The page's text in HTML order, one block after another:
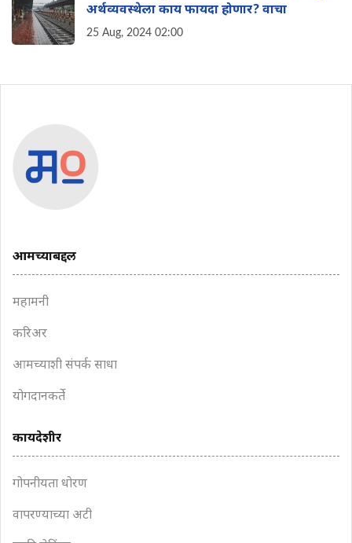
अर्थव्यवस्थेला काय फायदा होणार? वाचा
25 Aug, 2024 02:00
आमच्याबद्दल
महामनी
करिअर
आमच्याशी संपर्क साधा
योगदानकर्ते
कायदेशीर
गोपनीयता धोरण
वापरण्याच्या अटी